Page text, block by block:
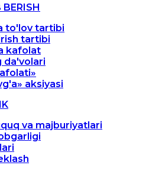
to'lov tartibi
tartibi
kafolat
da'volari
aksiyasi
va majburiyatlari